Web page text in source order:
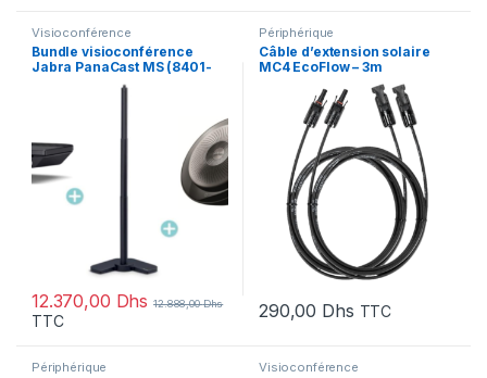
Visioconférence
Bundle visioconférence
Jabra PanaCast MS (8401-
12.370,00 Dhs 12.888,00Dhs
TTC
Périphérique
Câble d’extension solaire
MC4 EcoFlow – 3m
290,00 Dhs TTC
Périphérique Visioconférence